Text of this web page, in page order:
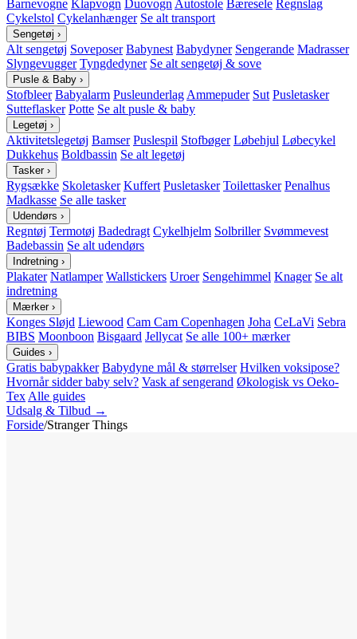
Barnevogne Klapvogn Duovogn Autostole Bæresele Regnslag
Cykelstol Cykelanhænger Se alt transport
Sengetøj ›
Alt sengetøj Soveposer Babynest Babydyner Sengerande Madrasser
Slyngevugger Tyngdedyner Se alt sengetøj & sove
Pusle & Baby ›
Stofbleer Babyalarm Pusleunderlag Ammepuder Sut Pusletasker
Sutteflasker Potte Se alt pusle & baby
Legetøj ›
Aktivitetslegetøj Bamser Puslespil Stofbøger Løbehjul Løbecykel
Dukkehus Boldbassin Se alt legetøj
Tasker ›
Rygsække Skoletasker Kuffert Pusletasker Toilettasker Penalhus
Madkasse Se alle tasker
Udendørs ›
Regntøj Termotøj Badedragt Cykelhjelm Solbriller Svømmevest
Badebassin Se alt udendørs
Indretning ›
Plakater Natlamper Wallstickers Uroer Sengehimmel Knager Se alt
indretning
Mærker ›
Konges Sløjd Liewood Cam Cam Copenhagen Joha CeLaVi Sebra
BIBS Moonboon Bisgaard Jellycat Se alle 100+ mærker
Guides ›
Gratis babypakker Babydyne mål & størrelser Hvilken voksipose?
Hvornår sidder baby selv? Vask af sengerand Økologisk vs Oeko-
Tex Alle guides
Udsalg & Tilbud →
Forside/Stranger Things